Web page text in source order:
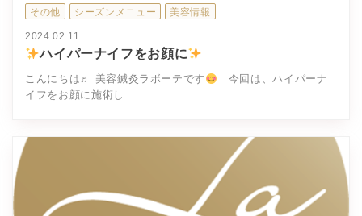
その他 シーズンメニュー 美容情報
2024.02.11
ハイパーナイフをお顔に
こんにちは♬ 美容鍼灸ラボーテです
今回は、ハイパーナ
イフをお顔に施術し…